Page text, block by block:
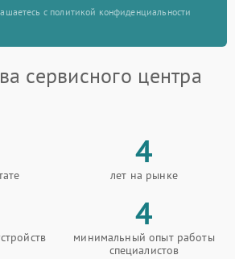
с политикой конфиденциальности
сервисного центра
4
лет на рынке
4
минимальный опыт работы
специалистов